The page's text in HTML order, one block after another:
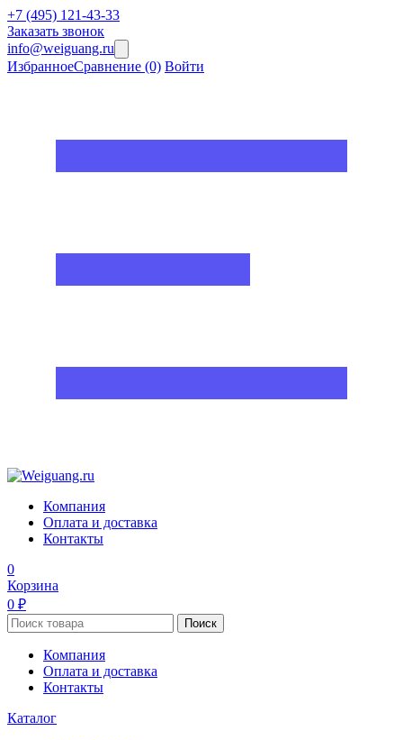
+7 (495) 121-43-33
Заказать звонок
info@weiguang.ru
ИзбранноеСравнение (0) Войти
Компания
Оплата и доставка
Контакты
0
Корзина
0 ₽
Поиск
Компания
Оплата и доставка
Контакты
Каталог